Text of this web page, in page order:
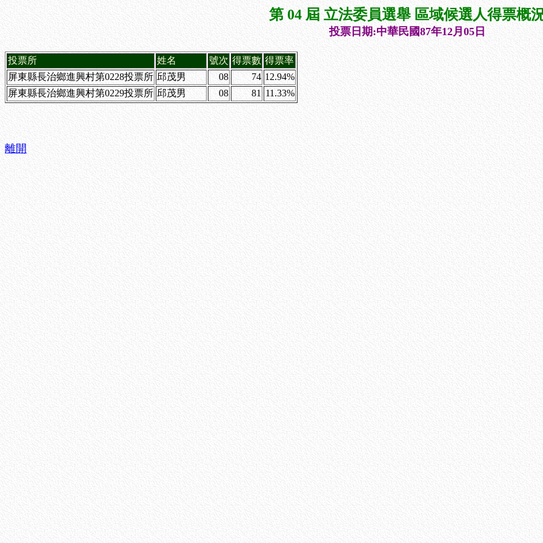
第 04 屆 立法委員選舉 區域候選人得票概
投票日期:中華民國87年12月05日
投票所 姓名 號次 得票數 得票率
屏東縣長治鄉進興村第0228投票所 邱茂男 08 74 12.94%
屏東縣長治鄉進興村第0229投票所 邱茂男 08 81 11.33%
離開